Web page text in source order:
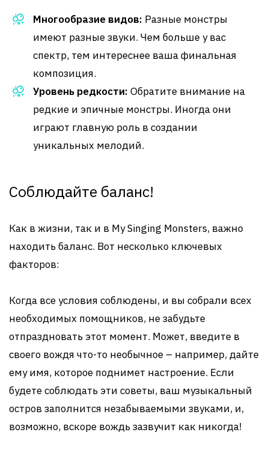
Многообразие видов: Разные монстры
имеют разные звуки. Чем больше у вас
спектр, тем интереснее ваша финальная
композиция.
Уровень редкости: Обратите внимание на
редкие и эпичные монстры. Иногда они
играют главную роль в создании
уникальных мелодий.
Соблюдайте баланс!
Как в жизни, так и в My Singing Monsters, важно
находить баланс. Вот несколько ключевых
факторов:
Когда все условия соблюдены, и вы собрали всех
необходимых помощников, не забудьте
отпраздновать этот момент. Может, введите в
своего вождя что-то необычное – например, дайте
ему имя, которое поднимет настроение. Если
будете соблюдать эти советы, ваш музыкальный
остров заполнится незабываемыми звуками, и,
возможно, вскоре вождь зазвучит как никогда!